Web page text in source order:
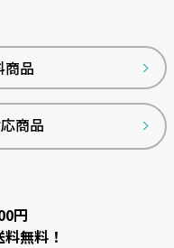
ファー
される食品資源を利用して
商品
商品
円
無料！
ップ
へ